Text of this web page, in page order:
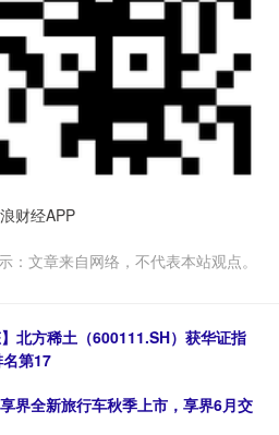
财经APP
：文章来自网络，不代表本站观点。
北方稀土（600111.SH）获华证指
第17
界全新旅行车秋季上市，享界6月交